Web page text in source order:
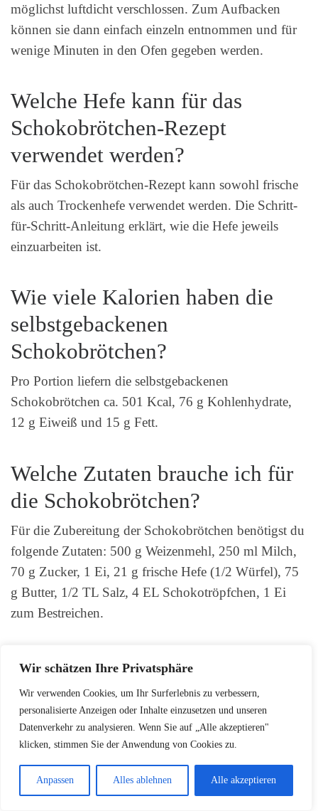
Wir schätzen Ihre Privatsphäre
Wir verwenden Cookies, um Ihr Surferlebnis zu verbessern,
personalisierte Anzeigen oder Inhalte einzusetzen und unseren
Datenverkehr zu analysieren. Wenn Sie auf „Alle akzeptieren"
klicken, stimmen Sie der Anwendung von Cookies zu.
Anpassen Alles ablehnen Alle akzeptieren
möglichst luftdicht verschlossen. Zum Aufbacken
können sie dann einfach einzeln entnommen und für
wenige Minuten in den Ofen gegeben werden.
Welche Hefe kann für das
Schokobrötchen-Rezept
verwendet werden?
Für das Schokobrötchen-Rezept kann sowohl frische
als auch Trockenhefe verwendet werden. Die Schritt-
für-Schritt-Anleitung erklärt, wie die Hefe jeweils
einzuarbeiten ist.
Wie viele Kalorien haben die
selbstgebackenen
Schokobrötchen?
Pro Portion liefern die selbstgebackenen
Schokobrötchen ca. 501 Kcal, 76 g Kohlenhydrate,
12 g Eiweiß und 15 g Fett.
Welche Zutaten brauche ich für
die Schokobrötchen?
Für die Zubereitung der Schokobrötchen benötigst du
folgende Zutaten: 500 g Weizenmehl, 250 ml Milch,
70 g Zucker, 1 Ei, 21 g frische Hefe (1/2 Würfel), 75
g Butter, 1/2 TL Salz, 4 EL Schokotröpfchen, 1 Ei
zum Bestreichen.
Warum lohnt es sich,
Schokobrötchen selbst zu
backen?
Selbstgebackene Schokobrötchen sind deutlich
günstiger als gekaufte Exemplare, enthalten keine
unerwünschten Zusätze und können individuell an die